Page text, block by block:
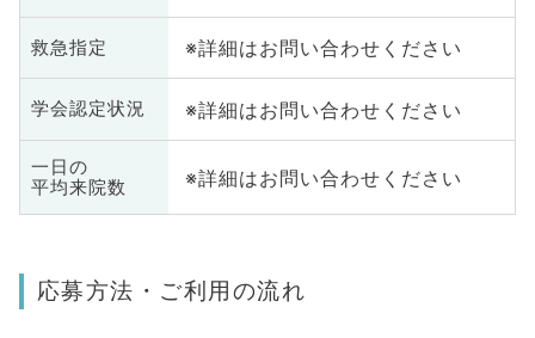
救急指定 ※詳細はお問い合わせください
学会認定状況 ※詳細はお問い合わせください
一日の
平均来院数
※詳細はお問い合わせください
応募方法・ご利用の流れ